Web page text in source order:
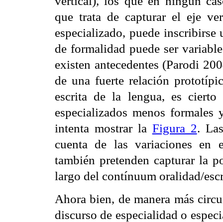
que trata de capturar el eje
especializado, puede
de formalidad puede ser
existen antecedentes (Parodi
de una fuerte relación
escrita de la lengua, es cierto
especializados menos
intenta mostrar la Figura 2.
cuenta de las variaciones en
también pretenden capturar la
largo del contínuum oralidad/
Ahora bien, de manera más
discurso de especialidad o